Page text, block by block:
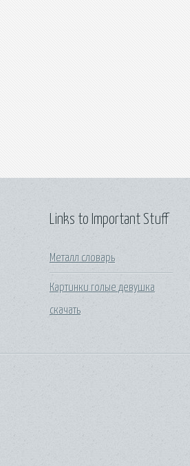
Links to Important Stuff
Металл словарь
Картинки голые девушка
скачать